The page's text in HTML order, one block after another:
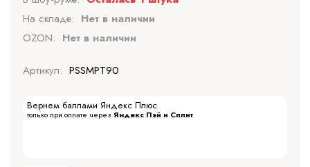
На складе: Нет в наличии
OZON: Нет в наличии
Артикул: PSSMPT90
Вернем баллами Яндекс Плюс
только при оплате через Яндекс Пэй и Сплит